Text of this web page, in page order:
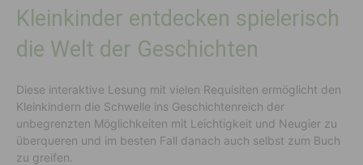
Kleinkinder entdecken spielerisch
die Welt der Geschichten
Diese interaktive Lesung mit vielen Requisiten ermöglicht den
Kleinkindern die Schwelle ins Geschichtenreich der
unbegrenzten Möglichkeiten mit Leichtigkeit und Neugier zu
überqueren und im besten Fall danach auch selbst zum Buch
zu greifen.